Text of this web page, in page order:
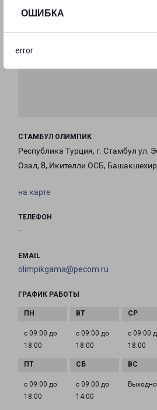
ОШИБКА
error
СТАМБУЛ ОЛИМПИК
Республика Турция, г. Стамбул ул.
Озал, 8, Икителли ОСБ, Башакшехир
на карте
ТЕЛЕФОН
-
EMAIL
olimpikgama@pecom.ru
ГРАФИК РАБОТЫ
с 09:00 до
18:00
с 09:00 до
18:00
с 09:00
18:00
с 09:00 до
18:00
с 09:00 до
14:00